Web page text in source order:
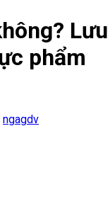
Lưu
phẩm
ngagdv